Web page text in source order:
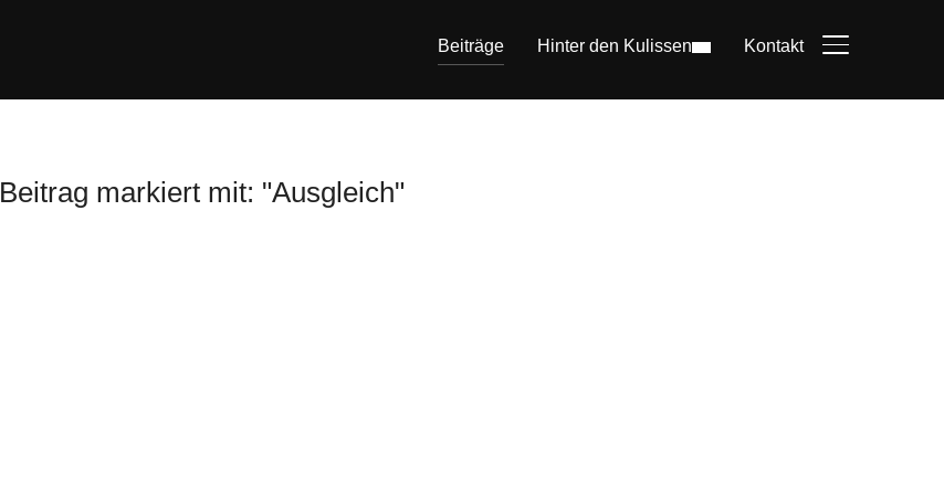
Beiträge Hinter den Kulissen Kontakt
Beitrag markiert mit: "Ausgleich"